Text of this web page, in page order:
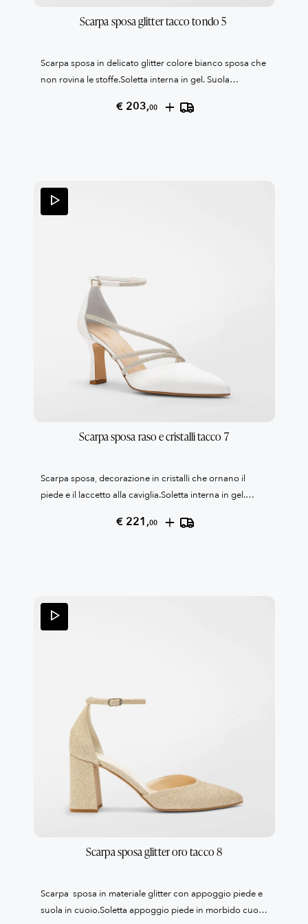
Scarpa sposa glitter tacco tondo 5
Scarpa sposa in delicato glitter colore bianco sposa che
non rovina le stoffe.Soletta interna in gel. Suola
Cavalleri100% Made in Italy Reso garantito come da
€ 203,00 +
Scarpa sposa raso e cristalli tacco 7
Scarpa sposa, decorazione in cristalli che ornano il
piede e il laccetto alla caviglia.Soletta interna in gel.
Cavalleri100% Made in Italy Reso garantito come da
€ 221,00 +
Scarpa sposa glitter oro tacco 8
Scarpa sposa in materiale glitter con appoggio piede e
suola in cuoio.Soletta appoggio piede in morbido cuoio